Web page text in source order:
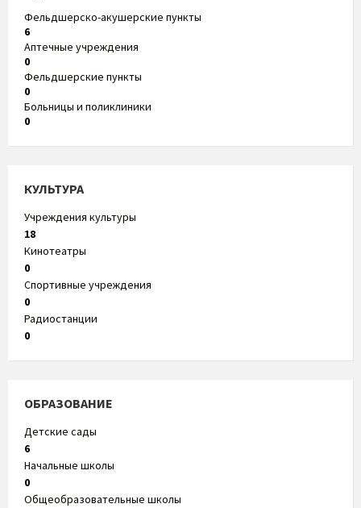
Фельдшерско-акушерские пункты
6
Аптечные учреждения
0
Фельдшерские пункты
0
Больницы и поликлиники
0
КУЛЬТУРА
Учреждения культуры
18
Кинотеатры
0
Спортивные учреждения
0
Радиостанции
0
ОБРАЗОВАНИЕ
Детские сады
6
Начальные школы
0
Общеобразовательные школы